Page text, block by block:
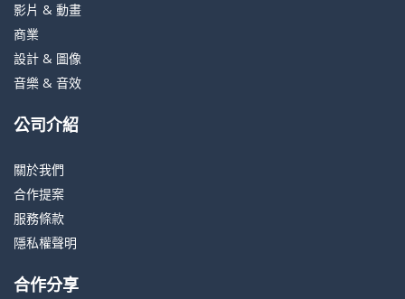
影片 & 動畫
商業
設計 & 圖像
音樂 & 音效
公司介紹
關於我們
合作提案
服務條款
隱私權聲明
合作分享